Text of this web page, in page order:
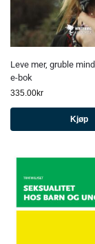
Leve mer, gruble
e-bok
335.00kr
Kjøp